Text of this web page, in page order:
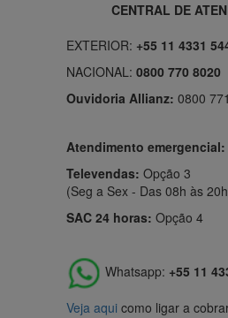
CENTRAL DE
EXTERIOR: +55 11 4331
NACIONAL: 0800 770 8020
Ouvidoria Allianz: 0800
Atendimento emergencial:
Televendas: Opção 3
(Seg a Sex - Das 08h às
SAC 24 horas: Opção 4
Whatsapp: +55 11
Veja aqui como ligar a